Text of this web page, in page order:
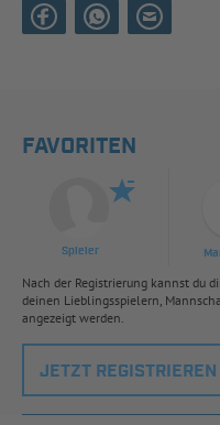
FAVORITEN
Spieler
Nach der Registrierung kannst du
deinen Lieblingsspielern,
angezeigt werden.
JETZT REGISTRIEREN